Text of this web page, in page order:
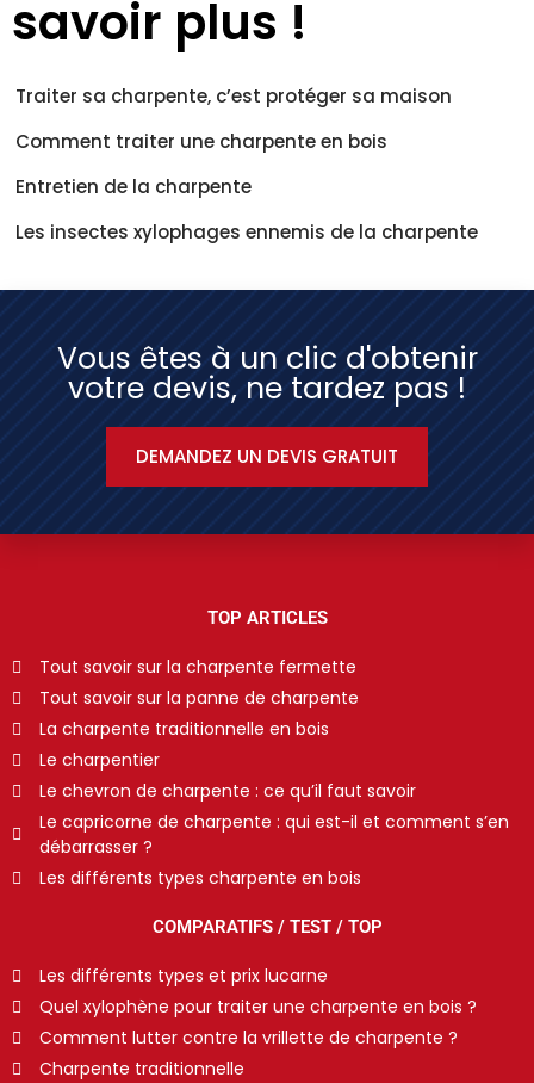
savoir plus !
Traiter sa charpente, c’est protéger sa maison
Comment traiter une charpente en bois
Entretien de la charpente
Les insectes xylophages ennemis de la charpente
Vous êtes à un clic d'obtenir
votre devis, ne tardez pas !
DEMANDEZ UN DEVIS GRATUIT
TOP ARTICLES
Tout savoir sur la charpente fermette
Tout savoir sur la panne de charpente
La charpente traditionnelle en bois
Le charpentier
Le chevron de charpente : ce qu’il faut savoir
Le capricorne de charpente : qui est-il et comment s’en
débarrasser ?
Les différents types charpente en bois
COMPARATIFS / TEST / TOP
Les différents types et prix lucarne
Quel xylophène pour traiter une charpente en bois ?
Comment lutter contre la vrillette de charpente ?
Charpente traditionnelle